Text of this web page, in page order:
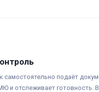
самостоятельно подаёт
и отслеживает готовность.